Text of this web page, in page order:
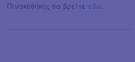
Πινακοθήκης θα βρείτε εδώ